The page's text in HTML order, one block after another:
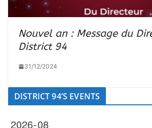
Nouvel an : Message du
District 94
31/12/2024
DISTRICT 94’S EVENTS